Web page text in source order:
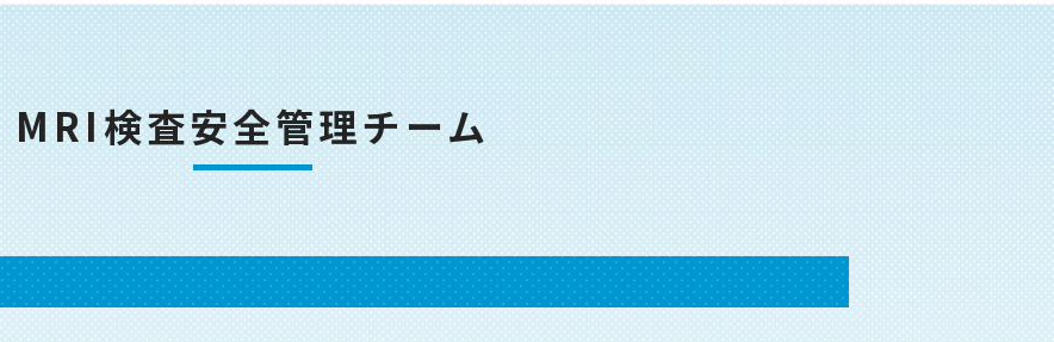
MRI検査安全管理チーム